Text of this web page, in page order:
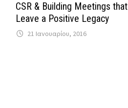
CSR & Building Meetings that
Leave a Positive Legacy
21 Ιανουαρίου, 2016